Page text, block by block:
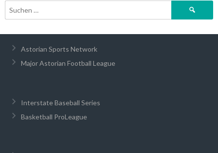
Suchen
Astorian Sports Network
Major Astorian Football League
Interstate Baseball Series
Basketball ProLeague